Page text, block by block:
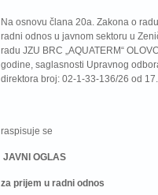
Na osnovu člana 20a. Zakona o
radni odnos u javnom sektoru u
radu JZU BRC „AQUATERM“
godine, saglasnosti Upravnog
direktora broj: 02-1-33-136/26 od
raspisuje se
JAVNI OGLAS
za prijem u radni odnos